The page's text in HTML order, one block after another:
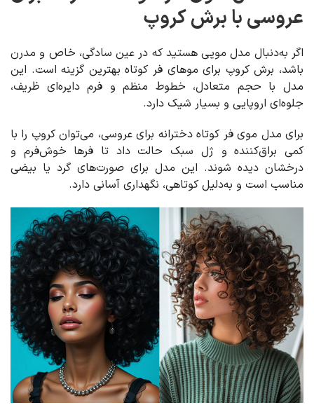
عروسی با برش کروپ
اگر به‌دنبال مدل مویی هستید که در عین سادگی، خاص و مدرن
باشد، برش کروپ برای موهای فر کوتاه بهترین گزینه است. این
مدل با حجم متعادل، خطوط منظم و فرم دایره‌ای ظریف،
جلوه‌ای اروپایی و بسیار شیک دارد.
برای مدل موی فر کوتاه دخترانه برای عروسی، می‌توان کروپ را با
کمی براق‌کننده و ژل سبک حالت داد تا فرها خوش‌فرم و
درخشان دیده شوند. این مدل برای صورت‌های گرد یا بیضی
مناسب است و به‌دلیل کوتاهی، نگهداری آسانی دارد.